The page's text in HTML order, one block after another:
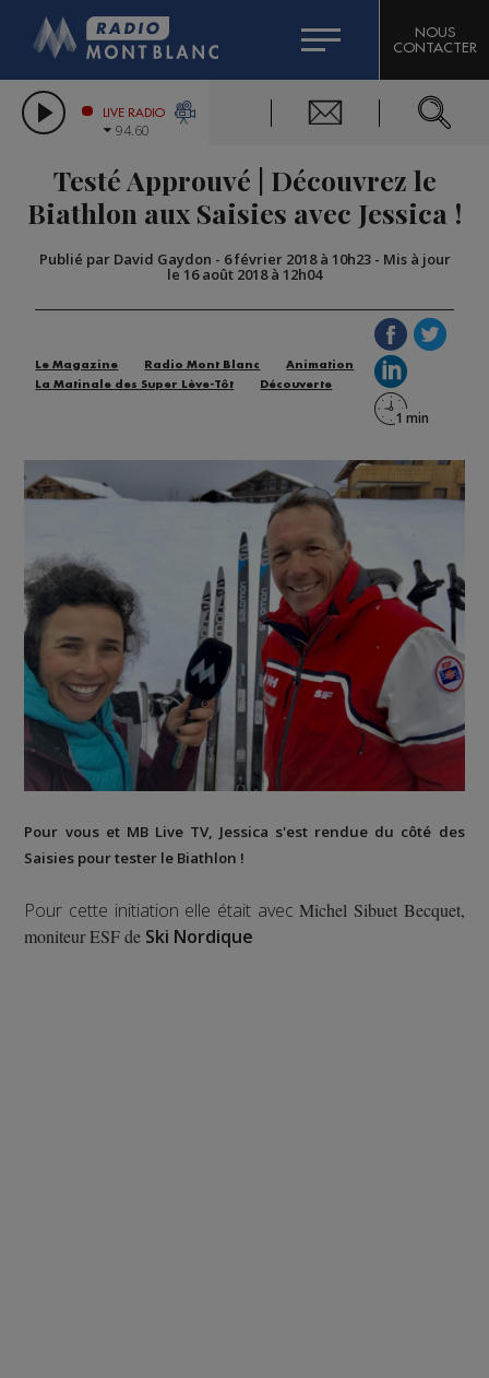
LES CHRONIQUES DE L'EXPERT
CITIZEN MACHINERY
GRAND MASSIF DOMAINES SKIABLES
BIGARD
COMPAGNIE DU MONT-BLANC
NOUS
CONTACTER
LIVE RADIO
94.60
Testé Approuvé | Découvrez le
Biathlon aux Saisies avec Jessica !
Publié par David Gaydon - 6 février 2018 à 10h23- Mis à jour
le 16 août 2018 à 12h04
Le Magazine Radio Mont Blanc
Animation
La Matinale des Super Lève-Tôt
Découverte
Pour vous et MB Live TV, Jessica s'est rendue du côté des
Saisies pour tester le Biathlon !
Pour cette initiation elle était avecMichel Sibuet Becquet,
moniteur ESF de Ski Nordique